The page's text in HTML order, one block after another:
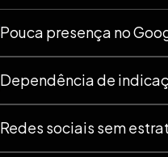
Pouca presença no
Dependência de
Redes sociais sem